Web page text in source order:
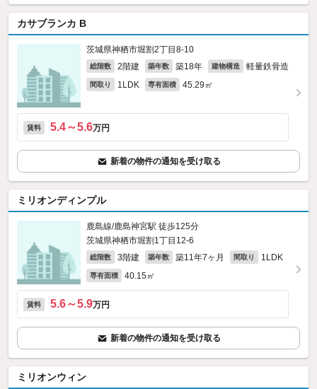
カサブランカ B
茨城県神栖市堀割2丁目8-10
総階数 2階建 築年数 築18年 建物構造 軽量鉄骨造
間取り 1LDK 専有面積 45.29㎡
賃料 5.4～5.6万円
新着の物件の通知を受け取る
ミリオンディンプル
鹿島線/鹿島神宮駅 徒歩125分
茨城県神栖市堀割1丁目12-6
総階数 3階建 築年数 築11年7ヶ月 間取り 1LDK
専有面積 40.15㎡
賃料 5.6～5.9万円
新着の物件の通知を受け取る
ミリオンウィン